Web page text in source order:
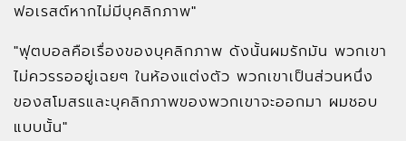
ฟอเรสต์หากไม่มีบุคลิกภาพ"
"ฟุตบอลคือเรื่องของบุคลิกภาพ ดังนั้นผมรักมัน พวกเขา
ไม่ควรรออยู่เฉยๆ ในห้องแต่งตัว พวกเขาเป็นส่วนหนึ่ง
ของสโมสรและบุคลิกภาพของพวกเขาจะออกมา ผมชอบ
แบบนั้น"